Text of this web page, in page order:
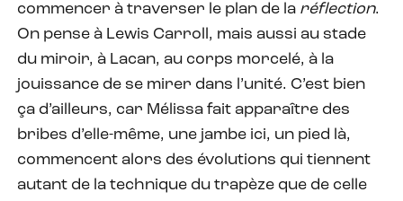
commencer à traverser le plan de la réflection.
On pense à Lewis Carroll, mais aussi au stade
du miroir, à Lacan, au corps morcelé, à la
jouissance de se mirer dans l’unité. C’est bien
ça d’ailleurs, car Mélissa fait apparaître des
bribes d’elle-même, une jambe ici, un pied là,
commencent alors des évolutions qui tiennent
autant de la technique du trapèze que de celle